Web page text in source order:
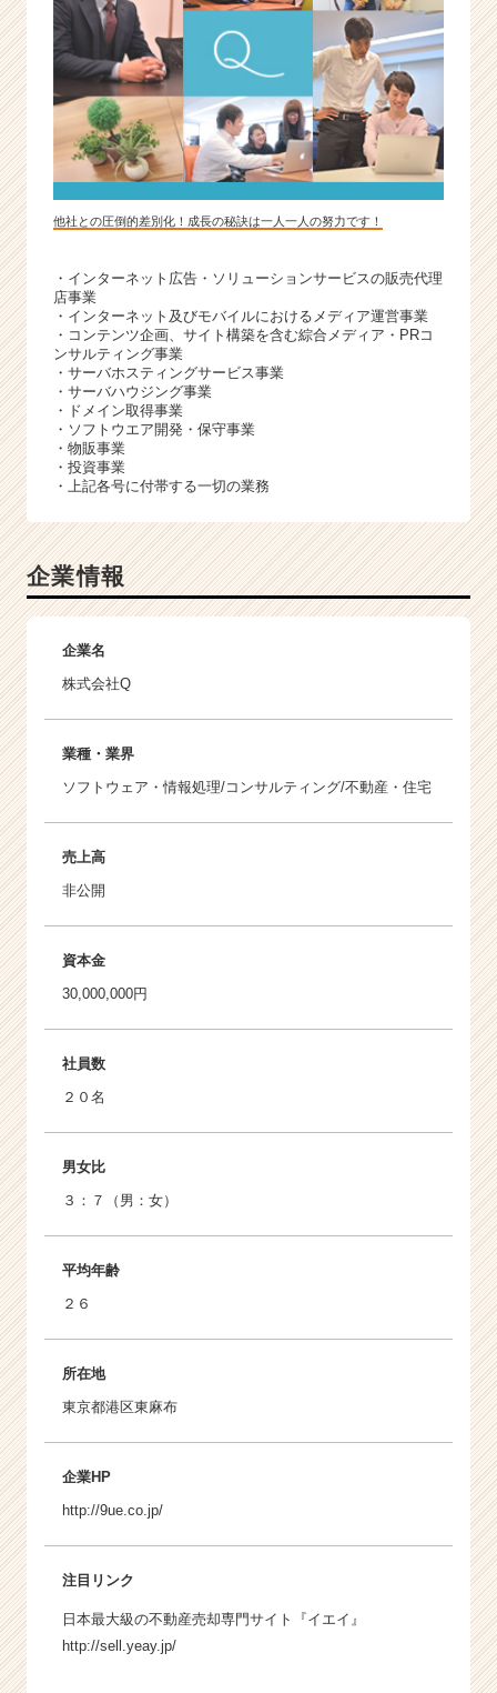
他社との圧倒的差別化！成長の秘訣は一人一人の努力です！
・インターネット広告・ソリューションサービスの販売代理
店事業
・インターネット及びモバイルにおけるメディア運営事業
・コンテンツ企画、サイト構築を含む綜合メディア・PRコ
ンサルティング事業
・サーバホスティングサービス事業
・サーバハウジング事業
・ドメイン取得事業
・ソフトウエア開発・保守事業
・物販事業
・投資事業
・上記各号に付帯する一切の業務
企業情報
企業名
株式会社Q
業種・業界
ソフトウェア・情報処理/コンサルティング/不動産・住宅
売上高
非公開
資本金
30,000,000円
社員数
２０名
男女比
３：７（男：女）
平均年齢
２６
所在地
東京都港区東麻布
企業HP
http://9ue.co.jp/
注目リンク
日本最大級の不動産売却専門サイト『イエイ』
http://sell.yeay.jp/